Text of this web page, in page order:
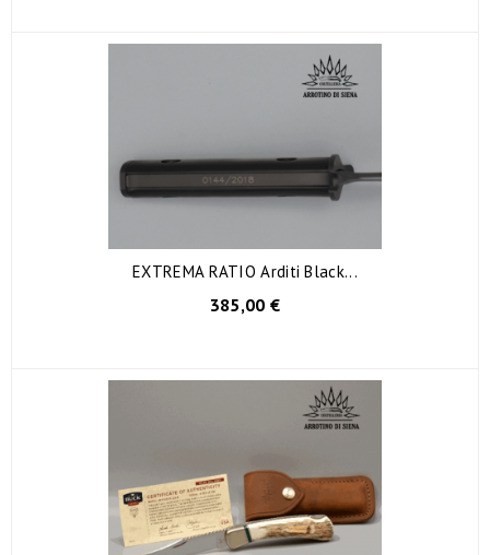
EXTREMA RATIO Arditi Black...
385,00 €